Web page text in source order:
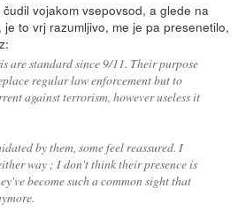
vojakom vsepovsod, a glede na
to vrj razumljivo, me je pa presenetilo,
are standard since 9/11. Their purpose
regular law enforcement but to
against terrorism, however useless it
by them, some feel reassured. I
way ; I don't think their presence is
become such a common sight that